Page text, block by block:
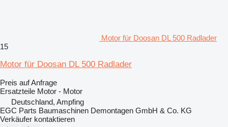
Motor für Doosan DL 500 Radlader
15
Motor für Doosan DL 500 Radlader
Preis auf Anfrage
Ersatzteile Motor - Motor
Deutschland, Ampfing
EGC Parts Baumaschinen Demontagen GmbH & Co. KG
Verkäufer kontaktieren